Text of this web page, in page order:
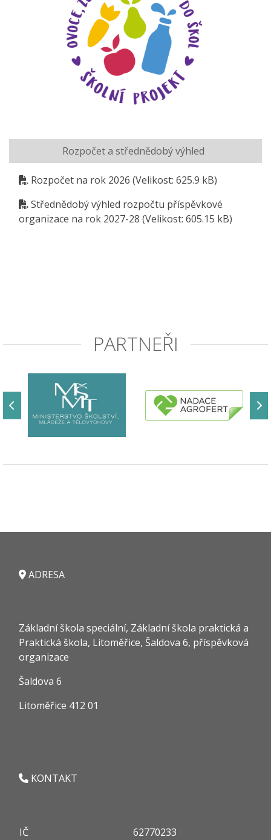
Rozpočet a střednědobý výhled
Rozpočet na rok 2026 (Velikost: 625.9 kB)
Střednědobý výhled rozpočtu příspěvkové
organizace na rok 2027-28 (Velikost: 605.15 kB)
PARTNEŘI
ADRESA
Základní škola speciální, Základní škola praktická a
Praktická škola, Litoměřice, Šaldova 6, příspěvková
organizace
Šaldova 6
Litoměřice 412 01
KONTAKT
IČ
62770233